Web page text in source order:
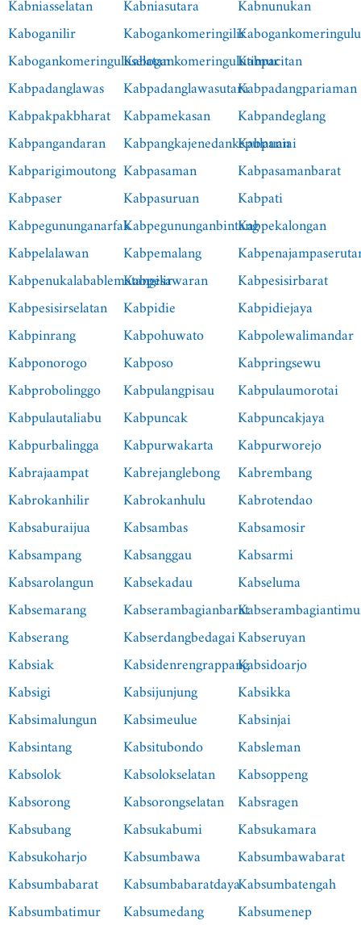
Kabniasselatan
Kabniasutara
Kabnunukan
Kaboganilir
KabogankomeringilirKabogankomeringulu
KabogankomeringuluselatanKabogankomeringulutimur
Kabpacitan
Kabpadanglawas
KabpadanglawasutaraKabpadangpariaman
Kabpakpakbharat Kabpamekasan
Kabpandeglang
Kabpangandaran Kabpangkajenedankepulauan
Kabpaniai
Kabparigimoutong Kabpasaman
Kabpasamanbarat
Kabpaser
Kabpasuruan
Kabpati
KabpegununganarfakKabpegununganbintangKabpekalongan
Kabpelalawan
Kabpemalang
Kabpenukalabablematangilir
Kabpesawaran
Kabpesisirbarat
Kabpesisirselatan Kabpidie
Kabpidiejaya
Kabpinrang
Kabpohuwato
Kabpolewalimandar
Kabponorogo
Kabposo
Kabpringsewu
Kabprobolinggo
Kabpulangpisau
Kabpulaumorotai
Kabpulautaliabu
Kabpuncak
Kabpuncakjaya
Kabpurbalingga
Kabpurwakarta
Kabpurworejo
Kabrajaampat
Kabrejanglebong
Kabrembang
Kabrokanhilir
Kabrokanhulu
Kabrotendao
Kabsaburaijua
Kabsambas
Kabsamosir
Kabsampang
Kabsanggau
Kabsarmi
Kabsarolangun
Kabsekadau
Kabseluma
Kabsemarang
Kabserambagianbarat
Kabserang
KabserdangbedagaiKabseruyan
Kabsiak
KabsidenrengrappangKabsidoarjo
Kabsigi
Kabsijunjung
Kabsikka
Kabsimalungun
Kabsimeulue
Kabsinjai
Kabsintang
Kabsitubondo
Kabsleman
Kabsolok
Kabsolokselatan
Kabsoppeng
Kabsorong
Kabsorongselatan Kabsragen
Kabsubang
Kabsukabumi
Kabsukamara
Kabsukoharjo
Kabsumbawa
Kabsumbawabarat
Kabsumbabarat
KabsumbabaratdayaKabsumbatengah
Kabsumbatimur
Kabsumedang
Kabsumenep